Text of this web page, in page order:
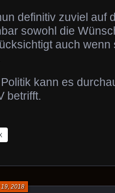
definitiv zuviel auf
sowohl die
auch wenn
kann es
betrifft.
2018